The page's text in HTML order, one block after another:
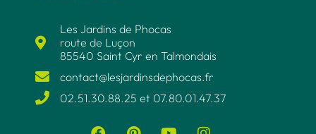
Les Jardins de Phocas
route de Luçon
85540 Saint Cyr en Talmondais
contact@lesjardinsdephocas.fr​
02.51.30.88.25 et 07.80.01.47.37​